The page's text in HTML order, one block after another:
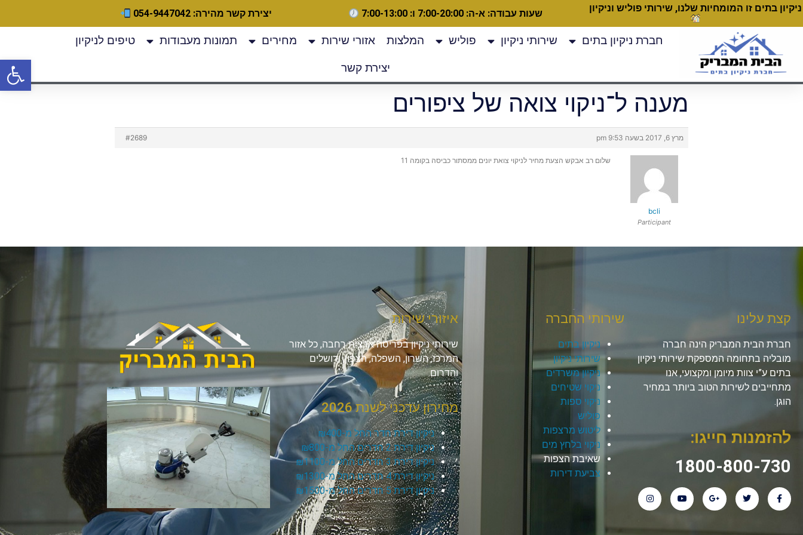
ניקיון בתים זו המומחיות שלנו, שירותי פוליש וניקיון שעות עבודה: א-ה: 7:00-20:00 ו: 7:00-13:00 יצירת קשר מהירה: 054-9447042
חברת ניקיון בתים שירותי ניקיון פוליש המלצות אזורי שירות מחירים תמונות מעבודות טיפים לניקיון
יצירת קשר
מענה ל־ניקוי צואה של ציפורים
מרץ 6, 2017 בשעה 9:53 pm #2689
bcli
Participant
שלום רב אבקש הצעת מחיר לניקוי צואת יונים ממסתור כביסה בקומה 11
קצת עלינו
חברת הבית המבריק הינה חברה
מובליה בתחומה המספקת שירותי ניקיון
בתים ע”י צוות מיומן ומקצועי, אנו
מתחייבים לשירות הטוב ביותר במחיר
הוגן.
להזמנות חייגו:
1800-800-730
שירותי החברה
ניקיון בתים
שירותי ניקיון
ניקיון משרדים
ניקוי שטיחים
ניקוי ספות
פוליש
ליטוש מרצפות
ניקוי בלחץ מים
שאיבת הצפות
צביעת דירות
איזורי שירות
שירותי ניקיון בפריסה ארצית רחבה, כל אזור
המרכז, השרון, השפלה, הצפון, ירושלים
והדרום.
מחירון עדכני לשנת 2026
ניקיון דירת חדר החל מ-₪400
ניקיון דירת 2 חדרים החל מ-₪800
ניקיון דירת 3 חדרים החל מ-₪1100
ניקיון דירת 4 חדרים החל מ-₪1300
ניקיון דירת 5 חדרים החל מ-₪1500